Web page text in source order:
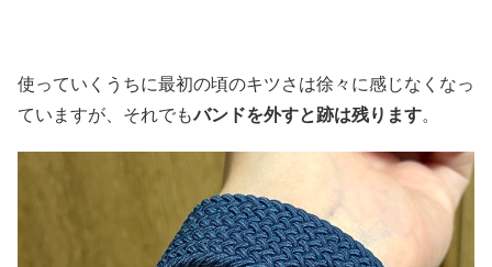
使っていくうちに最初の頃のキツさは徐々に感じなくなっ
ていますが、それでもバンドを外すと跡は残ります。